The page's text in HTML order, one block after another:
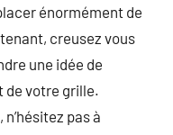
énormément de
creusez vous
une idée de
de votre grille.
pas à